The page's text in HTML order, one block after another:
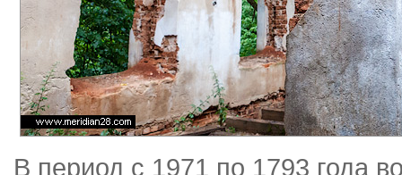
В период с 1971 по 1793 года